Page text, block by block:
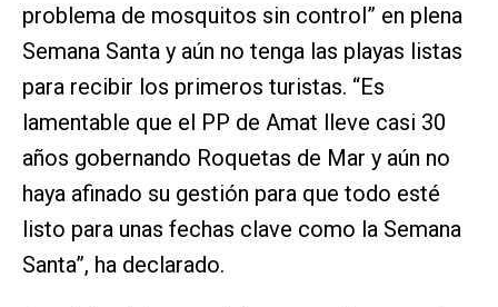
problema de mosquitos sin control” en plena
Semana Santa y aún no tenga las playas listas
para recibir los primeros turistas. “Es
lamentable que el PP de Amat lleve casi 30
años gobernando Roquetas de Mar y aún no
haya afinado su gestión para que todo esté
listo para unas fechas clave como la Semana
Santa”, ha declarado.